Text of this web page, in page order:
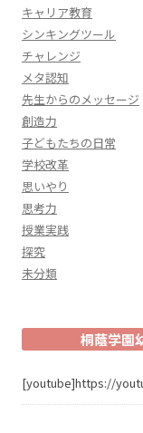
キャリア教育
シンキングツール
チャレンジ
メタ認知
先生からのメッセージ
創造力
子どもたちの日常
学校改革
思いやり
思考力
授業実践
探究
未分類
桐蔭学園
[youtube]https://